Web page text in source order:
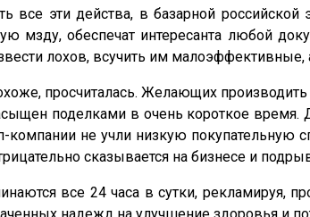
все эти действа, в базарной
мзду, обеспечат интересанта любой
лохов, всучить им
просчиталась. Желающих
поделками в очень короткое
компании не учли низкую покупательную
сказывается на бизнесе и
все 24 часа в сутки, рекламируя,